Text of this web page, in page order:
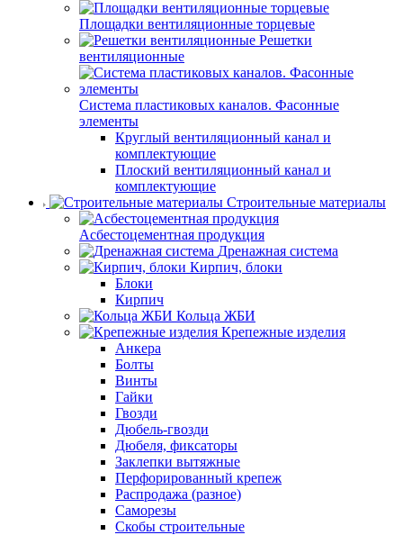
Площадки вентиляционные торцевые
Решетки
вентиляционные
Система пластиковых каналов. Фасонные
элементы
Круглый вентиляционный канал и
комплектующие
Плоский вентиляционный канал и
комплектующие
Строительные материалы
Асбестоцементная продукция
Дренажная система
Кирпич, блоки
Блоки
Кирпич
Кольца ЖБИ
Крепежные изделия
Анкера
Болты
Винты
Гайки
Гвозди
Дюбель-гвозди
Дюбеля, фиксаторы
Заклепки вытяжные
Перфорированный крепеж
Распродажа (разное)
Саморезы
Скобы строительные